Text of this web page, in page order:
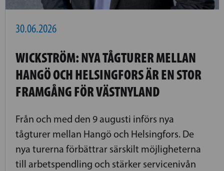
30.06.2026
WICKSTRÖM: NYA TÅGTURER MELLAN
HANGÖ OCH HELSINGFORS ÄR EN STOR
FRAMGÅNG FÖR VÄSTNYLAND
Från och med den 9 augusti införs nya
tågturer mellan Hangö och Helsingfors. De
nya turerna förbättrar särskilt möjligheterna
till arbetspendling och stärker servicenivån